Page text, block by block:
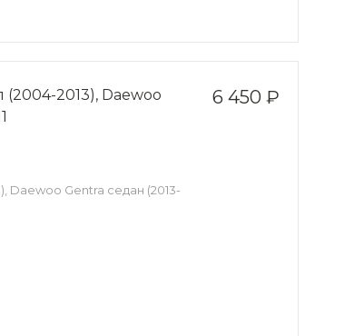
6 450 ₽
2013), Daewoo
Daewoo Gentra седан (2013-